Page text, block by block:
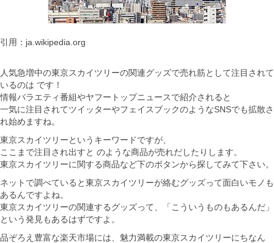
引用：ja.wikipedia.org
人気急増中の東京スカイツリーの関連グッズで売れ筋として注目されて
いるのは です！
情報バラエティ番組やヤフートップニュースで紹介されると
一気に注目されてツイッターやフェイスブックのようなSNSでも拡散さ
れ始めますね。
東京スカイツリーというキーワードですが、
ここまで注目され出すと のような商品が売れだしたりします。
東京スカイツリーに関する商品など下のボタンから探してみて下さい。
ネットで調べていると東京スカイツリーが絡むグッズって面白いモノも
あるんですよね。
東京スカイツリーの関連するグッズって、「こういうものもあるんだ」
という発見もあるはずですよ。
品ぞろえ豊富な楽天市場には、魅力満載の東京スカイツリーにちなん